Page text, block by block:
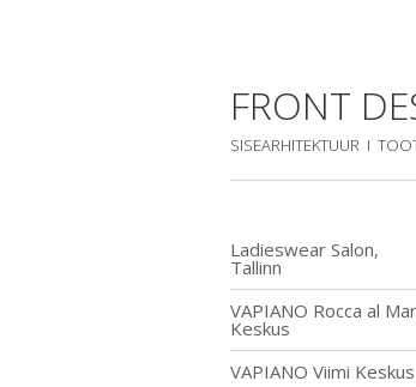
FRONT
SISEARHITEKTUUR I
Ladieswear Salon,
Tallinn
VAPIANO Rocca al
Keskus
VAPIANO Viimi Keskus